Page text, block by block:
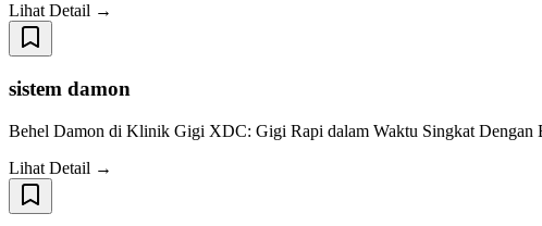
Lihat Detail →
sistem damon
Behel Damon di Klinik Gigi XDC: Gigi Rapi dalam Waktu Singkat Dengan
Lihat Detail →